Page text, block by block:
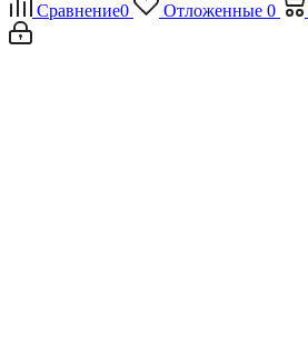
Сравнение0 Отложенные 0